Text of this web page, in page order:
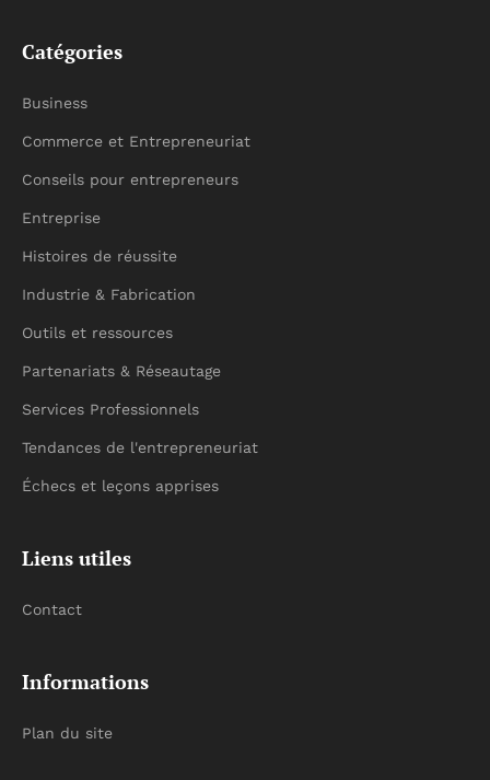
Catégories
Business
Commerce et Entrepreneuriat
Conseils pour entrepreneurs
Entreprise
Histoires de réussite
Industrie & Fabrication
Outils et ressources
Partenariats & Réseautage
Services Professionnels
Tendances de l'entrepreneuriat
Échecs et leçons apprises
Liens utiles
Contact
Informations
Plan du site